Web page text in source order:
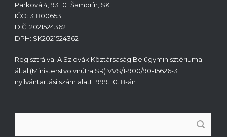
Parková 4, 931 01 Šamorín, SK
IČO: 31800653
DIČ: 2021524362
DPH: SK2021524362
Regisztrálva: A Szlovák Köztársaság Belügyminisztériuma
által (Ministerstvo vnútra SR) VVS/1-900/90-15626-3
nyilvántartási szám alatt 1999. 10. 8-án